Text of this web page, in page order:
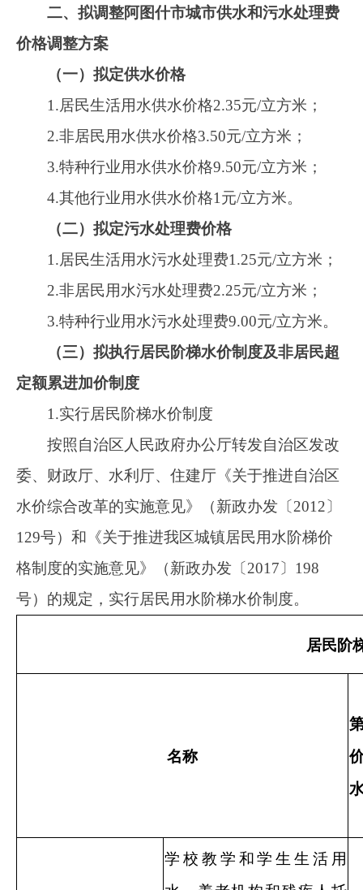
1.实行居民阶梯水价制度
按照自治区人民政府办公厅转发自治区发改
水价综合改革的实施意见》（新政办发〔2012〕
129号）和《关于推进我区城镇居民用水阶梯价
格制度的实施意见》（新政办发〔2017〕198
号）的规定，实行居民用水阶梯水价制度。
居民阶梯水价制度
名称
第一档：
价（到户综
水量：
居民生活用水
学校教学和学生生活用
水、养老机构和残疾人托
养机构等社会福利场所生
房和居民公益性服务设施
用水及行政事业单位用水
备注：1. 以上价格含水资源费0.09元/立方米，污水处理费
2.对未实行“一户一表”的居民合表用户和执行居民水
机构等社会福利场所生活用水、社区组织工作用房和居民
用水定额：居民生活用水阶梯水价分为三档，按
格〔2013〕2676号）文件中“各地城市居民生活用水阶梯水
对超过户均人口数的家庭，可按户籍证明或暂住证
疆维吾尔自治区工业和生活用水定额>的通知》
（新政办发〔2007〕105号）《关于推进自治区